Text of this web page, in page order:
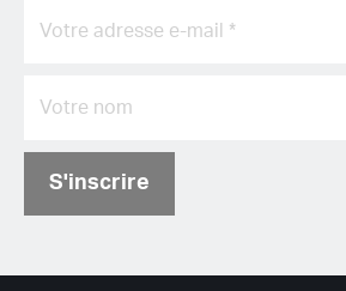
S'inscrire